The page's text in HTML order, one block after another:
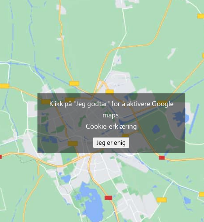
Klikk på "Jeg godtar" for å aktivere Google
maps
Cookie-erklæring
Jeg er enig